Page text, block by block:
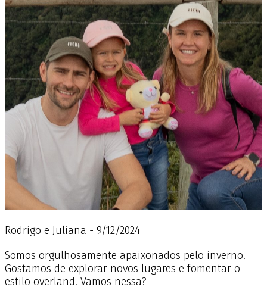
Rodrigo e Juliana - 9/12/2024
Somos orgulhosamente apaixonados pelo inverno!
Gostamos de explorar novos lugares e fomentar o
estilo overland. Vamos nessa?